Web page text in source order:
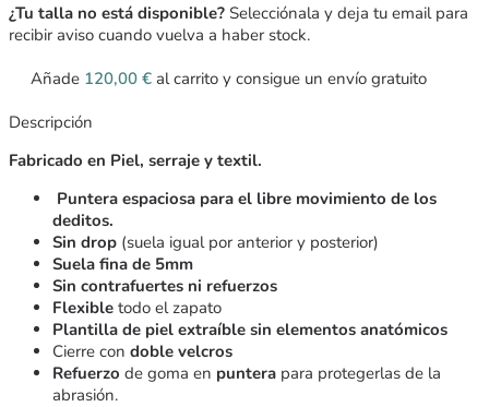
¿Tu talla no está disponible? Selecciónala y deja tu email para
recibir aviso cuando vuelva a haber stock.
Añade 120,00 € al carrito y consigue un envío gratuito
Descripción
Fabricado en Piel, serraje y textil.
Puntera espaciosa para el libre movimiento de los
deditos.
Sin drop (suela igual por anterior y posterior)
Suela fina de 5mm
Sin contrafuertes ni refuerzos
Flexible todo el zapato
Plantilla de piel extraíble sin elementos anatómicos
Cierre con doble velcros
Refuerzo de goma en puntera para protegerlas de la
abrasión.